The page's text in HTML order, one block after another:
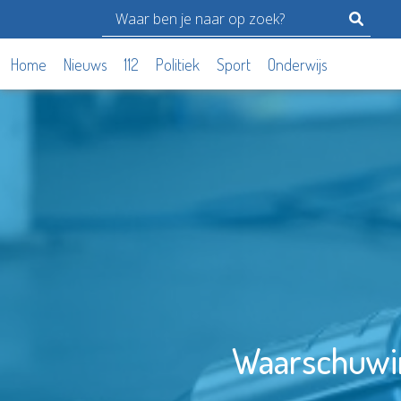
Home Nieuws 112 Politiek Sport Onderwijs